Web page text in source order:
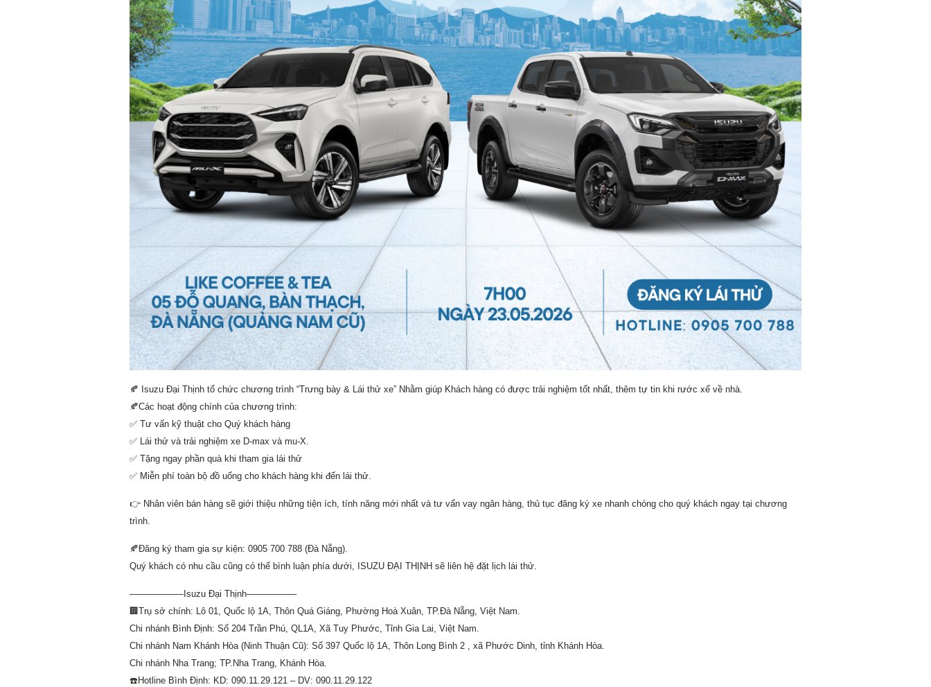
🍂 Isuzu Đại Thịnh tổ chức chương trình “Trưng bày & Lái thử xe” Nhằm giúp Khách hàng có được trải nghiệm tốt nhất, thêm tự tin khi rước xế về nhà.
🍂Các hoạt động chính của chương trình:
✅ Tư vấn kỹ thuật cho Quý khách hàng
✅ Lái thử và trải nghiệm xe D-max và mu-X.
✅ Tặng ngay phần quà khi tham gia lái thử
✅ Miễn phí toàn bộ đồ uống cho khách hàng khi đến lái thử.
👉 Nhân viên bán hàng sẽ giới thiệu những tiện ích, tính năng mới nhất và tư vấn vay ngân hàng, thủ tục đăng ký xe nhanh chóng cho quý khách ngay tại chương
trình.
🍂Đăng ký tham gia sự kiện: 0905 700 788 (Đà Nẵng).
Quý khách có nhu cầu cũng có thể bình luận phía dưới, ISUZU ĐẠI THỊNH sẽ liên hệ đặt lịch lái thử.
——————Isuzu Đại Thịnh—————–
🏢 Trụ sở chính: Lô 01, Quốc lộ 1A, Thôn Quá Giáng, Phường Hoà Xuân, TP.Đà Nẵng, Việt Nam.
Chi nhánh Bình Định: Số 204 Trần Phú, QL1A, Xã Tuy Phước, Tỉnh Gia Lai, Việt Nam.
Chi nhánh Nam Khánh Hòa (Ninh Thuận Cũ): Số 397 Quốc lộ 1A, Thôn Long Bình 2 , xã Phước Dinh, tỉnh Khánh Hòa.
Chi nhánh Nha Trang; TP.Nha Trang, Khánh Hòa.
☎️ Hotline Bình Định: KD: 090.11.29.121 – DV: 090.11.29.122